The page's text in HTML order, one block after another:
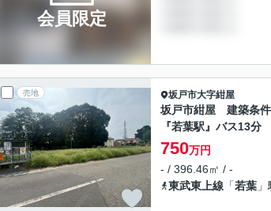
会員限定
売地 坂戸市大字紺屋
坂戸市紺屋 建築条
『若葉駅』バス13分
750万円
- / 396.46㎡ / -
東武東上線 「若葉